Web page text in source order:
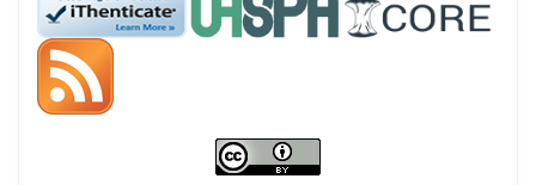
APC ödemesi
Öndenetimden geçen
makaleler için, 100 Avro
Makale İşletim Ücreti (APC)